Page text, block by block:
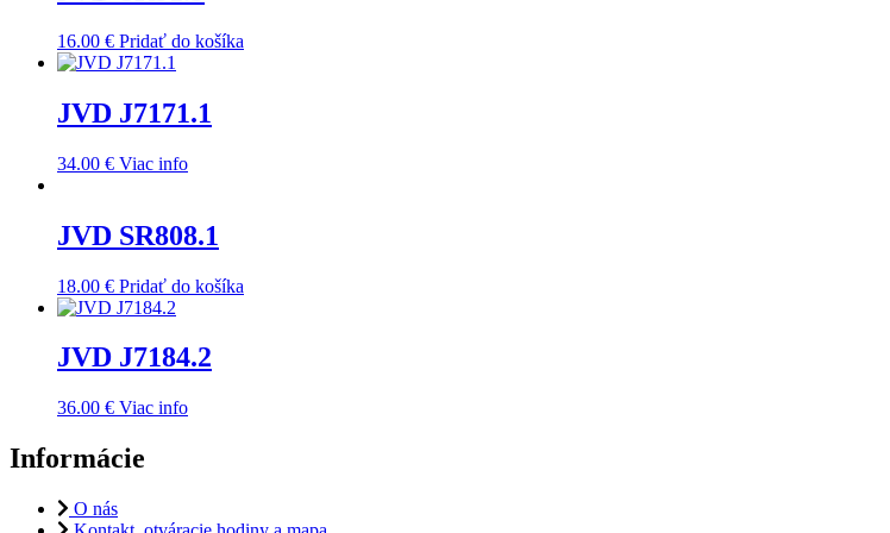
16.00 € Pridať do košíka
JVD J7171.1
34.00 € Viac info
JVD SR808.1
18.00 € Pridať do košíka
JVD J7184.2
36.00 € Viac info
Informácie
O nás